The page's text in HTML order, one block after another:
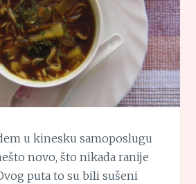
u kinesku samoposlugu
novo, što nikada ranije
puta to su bili sušeni